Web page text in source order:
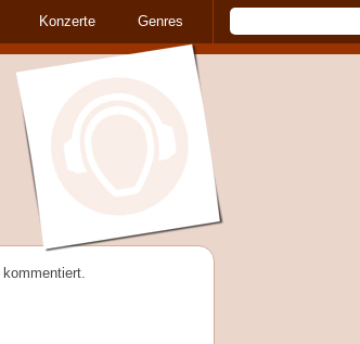
Konzerte Genres
kommentiert.